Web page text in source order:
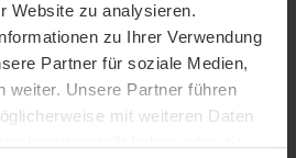
Website zu analysieren.
zu Ihrer Verwendung
Partner für soziale Medien,
weiter. Unsere Partner führen
mit weiteren Daten